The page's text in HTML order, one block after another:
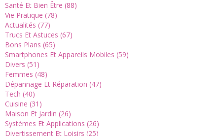
Santé Et Bien Être (88)
Vie Pratique (78)
Actualités (77)
Trucs Et Astuces (67)
Bons Plans (65)
Smartphones Et Appareils Mobiles (59)
Divers (51)
Femmes (48)
Dépannage Et Réparation (47)
Tech (40)
Cuisine (31)
Maison Et Jardin (26)
Systèmes Et Applications (26)
Divertissement Et Loisirs (25)